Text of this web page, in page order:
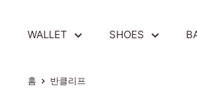
품
리
WALLET SHOES
홈 반클리프